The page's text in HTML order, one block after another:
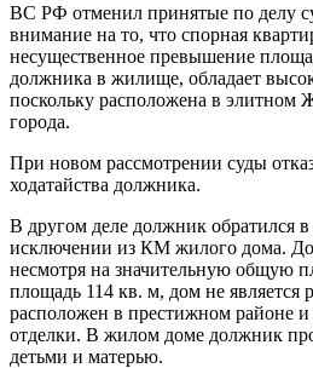
ВС РФ отменил принятые по делу
внимание на то, что спорная
несущественное превышение
должника в жилище, обладает
поскольку расположена в
города.
При новом рассмотрении суды
ходатайства должника.
В другом деле должник обратился в
исключении из КМ жилого дома.
несмотря на значительную общую
площадь 114 кв. м, дом не является
расположен в престижном районе и
отделки. В жилом доме должник
детьми и матерью.